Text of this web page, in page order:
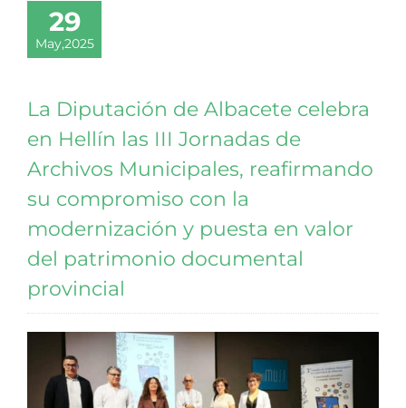
29
May,2025
La Diputación de Albacete celebra
en Hellín las III Jornadas de
Archivos Municipales, reafirmando
su compromiso con la
modernización y puesta en valor
del patrimonio documental
provincial